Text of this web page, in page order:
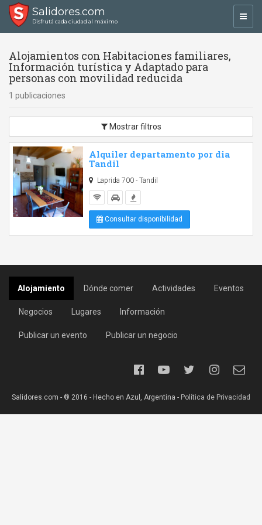
Salidores.com
Disfrutá cada ciudad al máximo
Alojamientos con Habitaciones familiares,
Información turística y Adaptado para
personas con movilidad reducida
1 publicaciones
Mostrar filtros
Alquiler departamento por dia
Tandil
Laprida 700 - Tandil
Consultar disponibilidad
Alojamiento Dónde comer Actividades Eventos
Negocios Lugares Información
Publicar un evento Publicar un negocio
Salidores.com - ® 2016 - Hecho en Azul, Argentina - Política de Privacidad